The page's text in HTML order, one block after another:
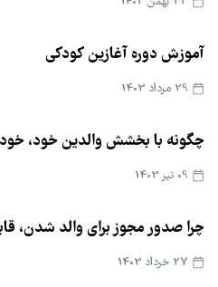
آموزش دوره آغازین کودکی
چگونه با بخشش والدین خود،
چرا صدور مجوز برای والد شدن،